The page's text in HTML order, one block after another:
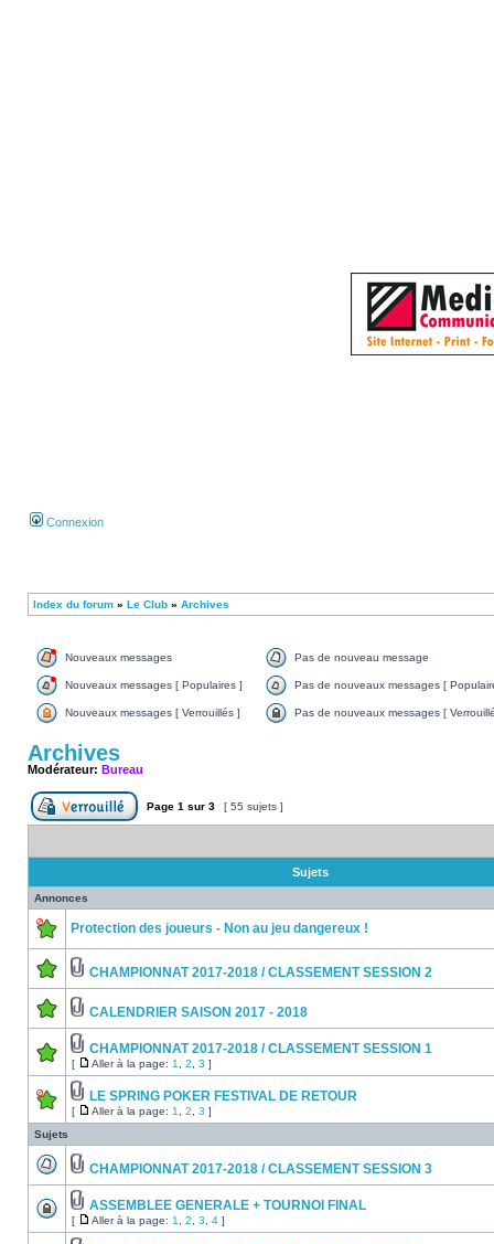
Connexion
Index du forum » Le Club » Archives
Nouveaux messages Pas de nouveau message
Nouveaux messages [ Populaires ] Pas de nouveaux messages [
Nouveaux messages [ Verrouillés ] Pas de nouveaux messages [
Archives
Modérateur: Bureau
Page 1 sur 3 [ 55 sujets ]
Sujets
Annonces
Protection des joueurs - Non au jeu dangereux !
CHAMPIONNAT 2017-2018 / CLASSEMENT SESSION 2
CALENDRIER SAISON 2017 - 2018
CHAMPIONNAT 2017-2018 / CLASSEMENT SESSION 1
[ Aller à la page: 1 2 3 ]
LE SPRING POKER FESTIVAL DE RETOUR
[ Aller à la page: 1 2 3 ]
Sujets
CHAMPIONNAT 2017-2018 / CLASSEMENT SESSION 3
ASSEMBLEE GENERALE + TOURNOI FINAL
[ Aller à la page: 1 2 3 4 ]